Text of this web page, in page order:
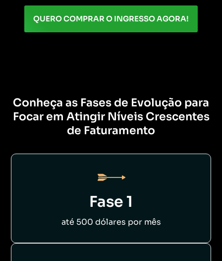
QUERO COMPRAR O INGRESSO AGORA!
Conheça as Fases de Evolução para
Focar em Atingir Níveis Crescentes
de Faturamento
Fase 1
até 500 dólares por mês